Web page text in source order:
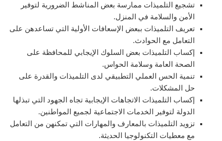
تشجيع التلميذات ممارسة بعض المناشط الضرورية لتوفير
الأمن والسلامة في المنزل.
تعريف التلميذات ببعض الإسعافات الأولية التي تساعدهن على
التعامل مع الحوادث.
إكساب التلميذات بعض السلوك الإيجابي للمحافظة على
الصحة العامة وسلامة الحواس.
تنمية الحس العملي التطبيقي لدى التلميذات والقدرة على
حل المشكلات.
إكساب التلميذات الاتجاهات الإيجابية تجاه الجهود التي تبذلها
الدولة لتوفير الخدمات الاجتماعية لجميع المواطنين.
تزويد التلميذات بالمعارف والمهارات التي تمكنهن من التعامل
مع معطيات التكنولوجيا الحديثة.